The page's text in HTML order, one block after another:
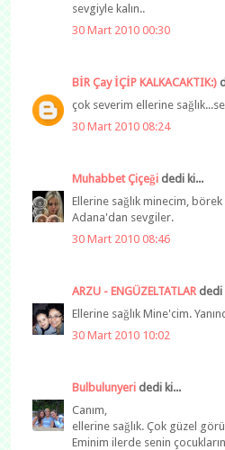
sevgiyle kalın..
30 Mart 2010 00:30
BİR Çay İÇİP KALKACAKTIK:)
çok severim ellerine
30 Mart 2010 08:24
Muhabbet Çiçeği dedi ki...
Ellerine sağlık minecim,
Adana'dan sevgiler.
30 Mart 2010 08:46
ARZU - ENGÜZELTATLAR dedi
Ellerine sağlık Mine'cim.
30 Mart 2010 10:02
Bulbulunyeri dedi ki...
Canım,
ellerine sağlık. Çok güzel
Eminim ilerde senin